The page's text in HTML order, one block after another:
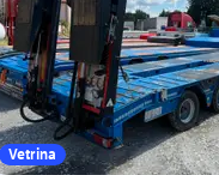
Vetrina